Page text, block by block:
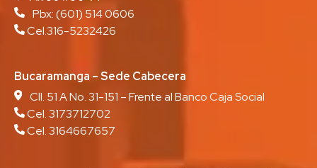
Pbx:(601) 514 0606
Cel.316-5232426
Bucaramanga – Sede Cabecera
Cll. 51 A No. 31-151 – Frente al Banco Caja Social
Cel. 3173712702
Cel. 3164667657